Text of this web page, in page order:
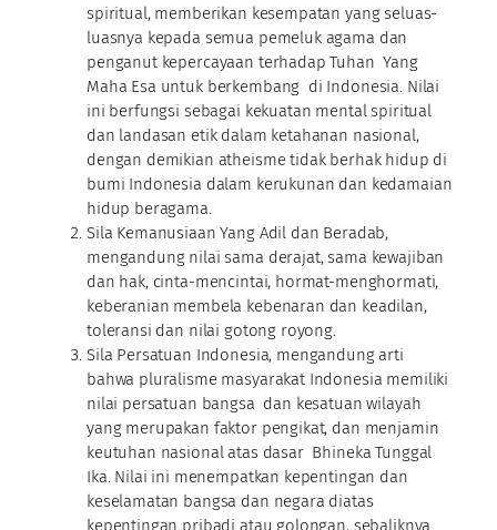
spiritual, memberikan kesempatan yang seluas-
luasnya kepada semua pemeluk agama dan
penganut kepercayaan terhadap Tuhan Yang
Maha Esa untuk berkembang di Indonesia. Nilai
ini berfungsi sebagai kekuatan mental spiritual
dan landasan etik dalam ketahanan nasional,
dengan demikian atheisme tidak berhak hidup di
bumi Indonesia dalam kerukunan dan kedamaian
hidup beragama.
Sila Kemanusiaan Yang Adil dan Beradab,
mengandung nilai sama derajat, sama kewajiban
dan hak, cinta-mencintai, hormat-menghormati,
keberanian membela kebenaran dan keadilan,
toleransi dan nilai gotong royong.
Sila Persatuan Indonesia, mengandung arti
bahwa pluralisme masyarakat Indonesia memiliki
nilai persatuan bangsa dan kesatuan wilayah
yang merupakan faktor pengikat, dan menjamin
keutuhan nasional atas dasar Bhineka Tunggal
Ika. Nilai ini menempatkan kepentingan dan
keselamatan bangsa dan negara diatas
kepentingan pribadi atau golongan, sebaliknya